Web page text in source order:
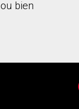
ou bien